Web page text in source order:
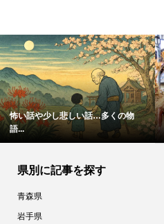
怖い話や少し悲しい話…多くの物
語...
県別に記事を探す
青森県
岩手県